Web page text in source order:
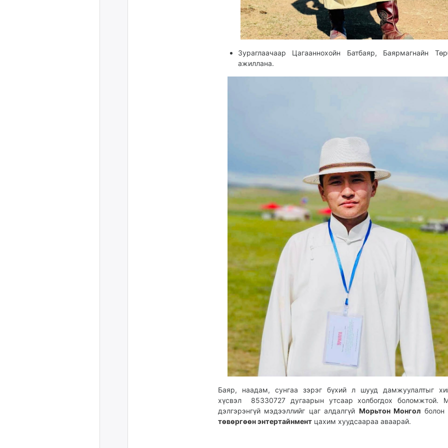
Зураглаачаар Цагааннохойн Батбаяр, Баярмагнайн
ажиллана.
Баяр, наадам, сунгаа зэрэг бүхий л шууд дамжуулалтыг
хүсвэл 85330727 дугаарын утсаар холбогдох боломжтой.
дэлгэрэнгүй мэдээллийг цаг алдалгүй Морьтон Монгол болон
төвөргөөн энтертайнмент цахим хуудсаараа аваарай.